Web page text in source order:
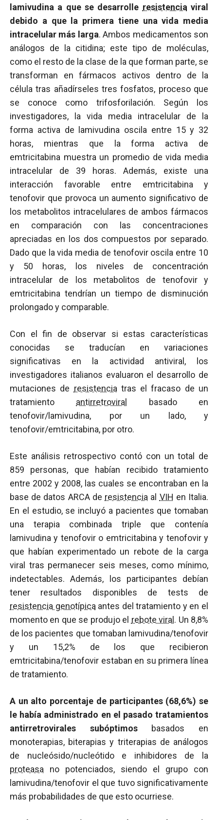
lamivudina a que se desarrolle resistencia viral
debido a que la primera tiene una vida media
intracelular más larga. Ambos medicamentos son
análogos de la citidina; este tipo de moléculas,
como el resto de la clase de la que forman parte, se
transforman en fármacos activos dentro de la
célula tras añadírseles tres fosfatos, proceso que
se conoce como trifosforilación. Según los
investigadores, la vida media intracelular de la
forma activa de lamivudina oscila entre 15 y 32
horas, mientras que la forma activa de
emtricitabina muestra un promedio de vida media
intracelular de 39 horas. Además, existe una
interacción favorable entre emtricitabina y
tenofovir que provoca un aumento significativo de
los metabolitos intracelulares de ambos fármacos
en comparación con las concentraciones
apreciadas en los dos compuestos por separado.
Dado que la vida media de tenofovir oscila entre 10
y 50 horas, los niveles de concentración
intracelular de los metabolitos de tenofovir y
emtricitabina tendrían un tiempo de disminución
prolongado y comparable.
Con el fin de observar si estas características
conocidas se traducían en variaciones
significativas en la actividad antiviral, los
investigadores italianos evaluaron el desarrollo de
mutaciones de resistencia tras el fracaso de un
tratamiento antirretroviral
basado en
tenofovir/lamivudina, por un lado, y
tenofovir/emtricitabina, por otro.
Este análisis retrospectivo contó con un total de
859 personas, que habían recibido tratamiento
entre 2002 y 2008, las cuales se encontraban en la
base de datos ARCA de resistencia al VIH en Italia.
En el estudio, se incluyó a pacientes que tomaban
una terapia combinada triple que contenía
lamivudina y tenofovir o emtricitabina y tenofovir y
que habían experimentado un rebote de la carga
viral tras permanecer seis meses, como mínimo,
indetectables. Además, los participantes debían
tener resultados disponibles de tests de
resistencia genotípica antes del tratamiento y en el
momento en que se produjo el rebote viral . Un 8,8%
de los pacientes que tomaban lamivudina/tenofovir
y un 15,2% de los que recibieron
emtricitabina/tenofovir estaban en su primera línea
de tratamiento.
A un alto porcentaje de participantes (68,6%) se
le había administrado en el pasado tratamientos
antirretrovirales subóptimosbasados en
monoterapias, biterapias y triterapias de análogos
de nucleósido/nucleótido e inhibidores de la
proteasa no potenciados, siendo el grupo con
lamivudina/tenofovir el que tuvo significativamente
más probabilidades de que esto ocurriese.